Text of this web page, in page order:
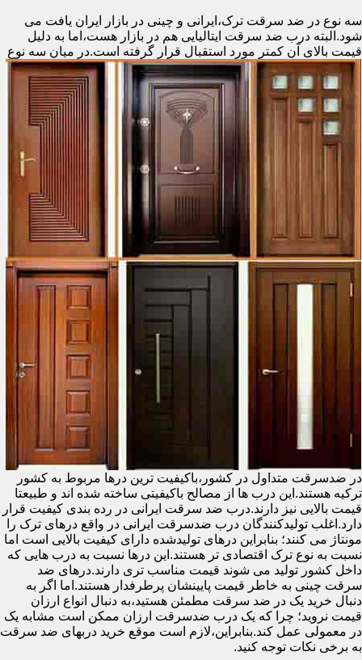
سه نوع در ضد سرقت ترک،ایرانی و چینی در بازار ایران یافت می
شود.البته درب ضد سرقت ایتالیایی هم در بازار هست،اما به دلیل
قیمت بالای آن کمتر مورد استقبال قرار گرفته است.در میان سه نوع
در ضدسرقت متداول در کشور،باکیفیت ترین درها مربوط به کشور
ترکیه هستند.این درب ها از مصالح باکیفیتی ساخته شده اند و طبیعتا
قیمت بالایی نیز دارند.درب ضد سرقت ایرانی در رده بندی کیفیت قرار
دارد.اغلب تولیدکنندگان درب ضدسرقت ایرانی در واقع درهای ترک را
مونتاژ می کنند؛ بنابراین درهای تولیدشده دارای کیفیت بالایی است اما
نسبت به نوع ترک اقتصادی تر هستند.این درها نسبت به درب هایی که
داخل کشور تولید می شوند قیمت مناسب تری دارند.درهای ضد
سرقت چینی به خاطر قیمت پایینشان پرطرفدار هستند.اما اگر به
دنبال خرید یک در ضد سرقت مطمئن هستید،به دنبال انواع ارزان
قیمت نروید؛ چرا که یک درب ضدسرقت ارزان ممکن است مشابه یک
در معمولی عمل کند.بنابراین،لازم است موقع خرید دربهای ضد سرقت
به برخی نکات توجه کنید.